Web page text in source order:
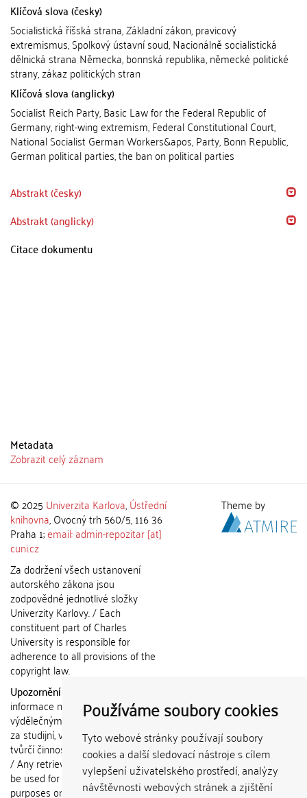
Používáme soubory cookies
Tyto webové stránky používají soubory
cookies a další sledovací nástroje s cílem
vylepšení uživatelského prostředí, analýzy
návštěvnosti webových stránek a zjištění
Klíčová slova (česky)
Socialistická říšská strana, Základní zákon, pravicový
extremismus, Spolkový ústavní soud, Nacionálně socialistická
dělnická strana Německa, bonnská republika, německé politické
strany, zákaz politických stran
Klíčová slova (anglicky)
Socialist Reich Party, Basic Law for the Federal Republic of
Germany, right-wing extremism, Federal Constitutional Court,
National Socialist German Workers&apos, Party, Bonn Republic,
German political parties, the ban on political parties
Abstrakt (česky)
Abstrakt (anglicky)
Citace dokumentu
Metadata
Zobrazit celý záznam
© 2025 Univerzita Karlova,Ústřední
knihovna, Ovocný trh 560/5, 116 36
Praha 1;email: admin-repozitar [at]
cuni.cz
Za dodržení všech ustanovení
autorského zákona jsou
zodpovědné jednotlivé složky
Univerzity Karlovy. / Each
constituent part of Charles
University is responsible for
adherence to all provisions of the
copyright law.
Upozornění / Notice:
informace nemohou být použity k
výdělečným účelům nebo vydávány
za studijní, vědeckou nebo jinou
tvůrčí činnost jiné osoby než autora.
/ Any retrieved information shall not
be used for any commercial
purposes or claimed as results of
Theme by